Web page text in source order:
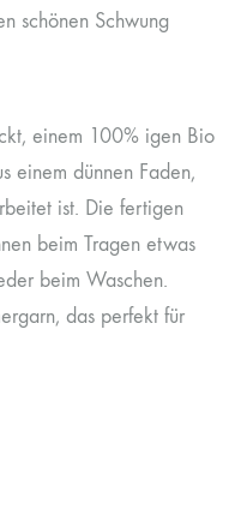
schönen Schwung
einem 100% igen Bio
einem dünnen Faden,
ist. Die fertigen
beim Tragen etwas
beim Waschen.
das perfekt für